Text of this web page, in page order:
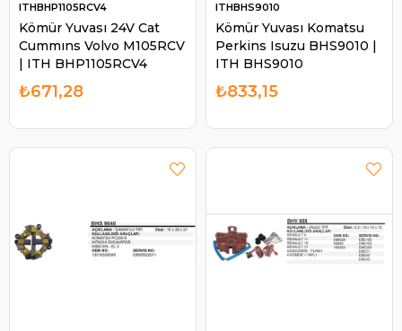
Kömür Yuvası 24V Cat
Cummıns Volvo M105RCV
| ITH BHP1105RCV4
ITHBHP1105RCV4
₺671,28
Kömür Yuvası Komatsu
Perkins Isuzu BHS9010 |
ITH BHS9010
ITHBHS9010
₺833,15